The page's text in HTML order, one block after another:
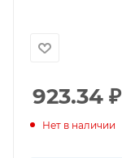
923.34 ₽
Нет в наличии